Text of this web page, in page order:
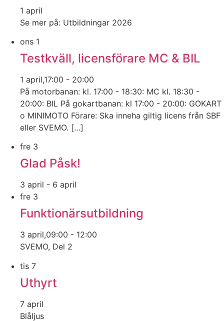
1 april
Se mer på: Utbildningar 2026
ons 1
Testkväll, licensförare MC & BIL
1 april,17:00 - 20:00
På motorbanan: kl. 17:00 - 18:30: MC kl. 18:30 -
20:00: BIL På gokartbanan: kl 17:00 - 20:00: GOKART
o MINIMOTO Förare: Ska inneha giltig licens från SBF
eller SVEMO. […]
fre 3
Glad Påsk!
3 april - 6 april
fre 3
Funktionärsutbildning
3 april,09:00 - 12:00
SVEMO, Del 2
tis 7
Uthyrt
7 april
Blåljus